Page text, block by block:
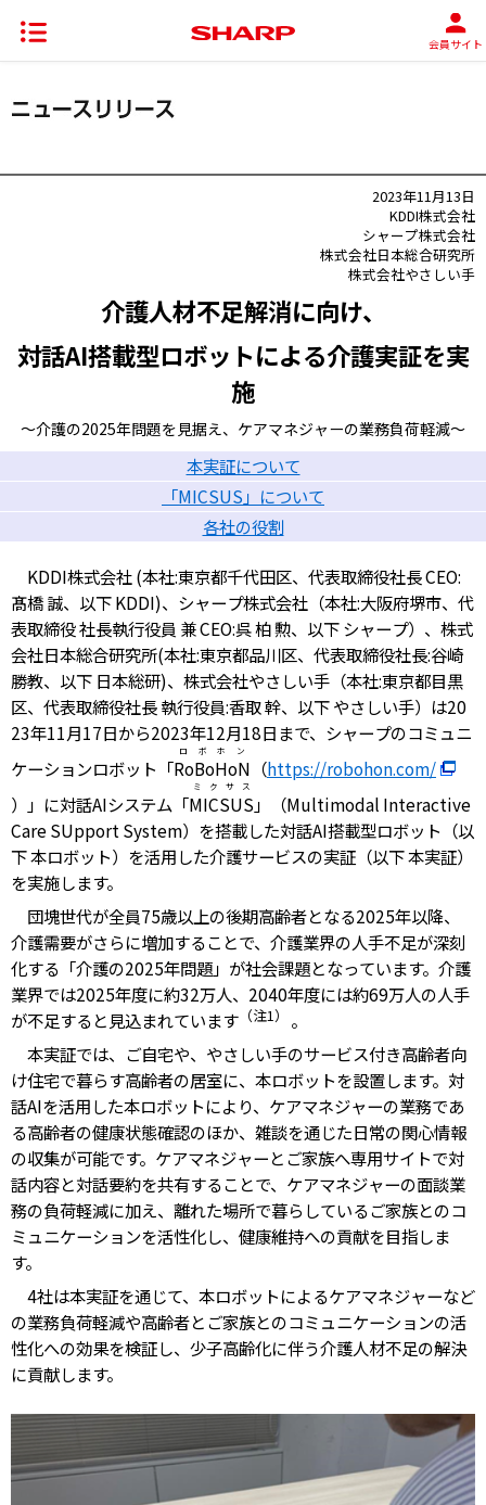
会員サイト
2023年11月13日
KDDI株式会社
シャープ株式会社
株式会社日本総合研究所
株式会社やさしい手
介護人材不足解消に向け、
対話AI搭載型ロボットによる介護実証を実
施
～介護の2025年問題を見据え、ケアマネジャーの業務負荷軽減～
本実証について
「MICSUS」について
各社の役割
KDDI株式会社 (本社:東京都千代田区、代表取締役社長 CEO:
髙橋 誠、以下 KDDI)、シャープ株式会社（本社:大阪府堺市、代
表取締役 社長執行役員 兼 CEO:呉 柏 勲、以下 シャープ）、株式
会社日本総合研究所(本社:東京都品川区、代表取締役社長:谷崎
勝教、以下 日本総研)、株式会社やさしい手（本社:東京都目黒
区、代表取締役社長 執行役員:香取 幹、以下 やさしい手）は20
23年11月17日から2023年12月18日まで、シャープのコミュニ
ケーションロボット「RoBoHoN
ロボホン
（https://robohon.com/
）」に対話AIシステム「MICSUS
ミクサス
」（Multimodal Interactive
Care SUpport System）を搭載した対話AI搭載型ロボット（以
下 本ロボット）を活用した介護サービスの実証（以下 本実証）
を実施します。
団塊世代が全員75歳以上の後期高齢者となる2025年以降、
介護需要がさらに増加することで、介護業界の人手不足が深刻
化する「介護の2025年問題」が社会課題となっています。介護
業界では2025年度に約32万人、2040年度には約69万人の人手
が不足すると見込まれています （注1）
。
本実証では、ご自宅や、やさしい手のサービス付き高齢者向
け住宅で暮らす高齢者の居室に、本ロボットを設置します。対
話AIを活用した本ロボットにより、ケアマネジャーの業務であ
る高齢者の健康状態確認のほか、雑談を通じた日常の関心情報
の収集が可能です。ケアマネジャーとご家族へ専用サイトで対
話内容と対話要約を共有することで、ケアマネジャーの面談業
務の負荷軽減に加え、離れた場所で暮らしているご家族とのコ
ミュニケーションを活性化し、健康維持への貢献を目指しま
す。
4社は本実証を通じて、本ロボットによるケアマネジャーなど
の業務負荷軽減や高齢者とご家族とのコミュニケーションの活
性化への効果を検証し、少子高齢化に伴う介護人材不足の解決
に貢献します。